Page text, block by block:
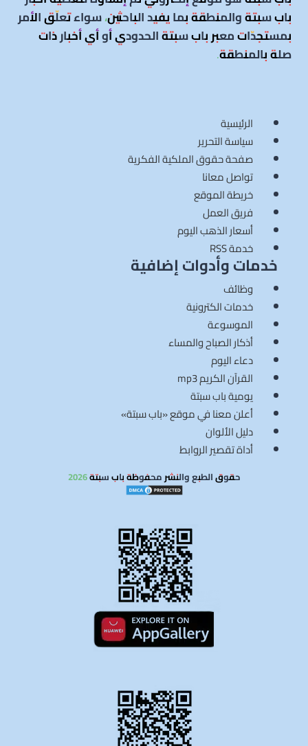
باب سبتة والمنطقة بما يفيد الباحثين، سواء تعلّق الأمر
بمستجدّات معبر باب سبتة الحدودي أو أي أخبار ذات
صلة بالمنطقة.
الرئيسية
سياسة التحرير
صفحة حقوق الملكية الفكرية
تواصل معانا
خريطة الموقع
فريق العمل
أسعار الذهب اليوم
خدمة RSS
خدمات وأدوات إضافية
وظائف
خدمات الكترونية
الموسوعة
أذكار الصباح والمساء
دعاء اليوم
القرآن الكريم mp3
يومية باب سبتة
أعلن معنا في موقع «باب سبتة»
دليل الألوان
أداة تقصير الروابط
حقوق الطبع والنشر محفوظة باب سبتة 2026